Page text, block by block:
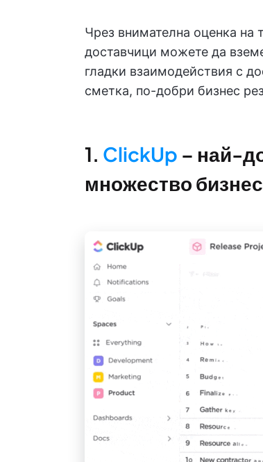
Чрез внимателна оценка на
доставчици можете да
гладки взаимодействия с
сметка, по-добри бизнес
1. ClickUp – най-
множество